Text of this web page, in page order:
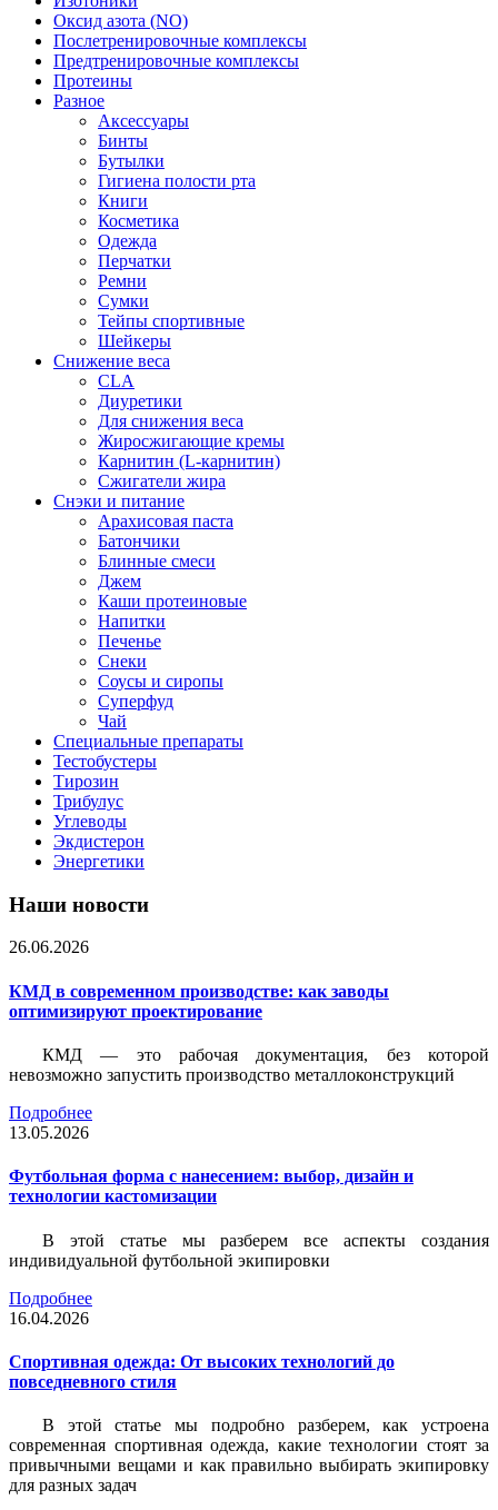
Оксид азота (NO)
Послетренировочные комплексы
Предтренировочные комплексы
Протеины
Разное
Аксессуары
Бинты
Бутылки
Гигиена полости рта
Книги
Косметика
Одежда
Перчатки
Ремни
Сумки
Тейпы спортивные
Шейкеры
Снижение веса
CLA
Диуретики
Для снижения веса
Жиросжигающие кремы
Карнитин (L-карнитин)
Сжигатели жира
Снэки и питание
Арахисовая паста
Батончики
Блинные смеси
Джем
Каши протеиновые
Напитки
Печенье
Снеки
Соусы и сиропы
Суперфуд
Чай
Специальные препараты
Тестобустеры
Тирозин
Трибулус
Углеводы
Экдистерон
Энергетики
Наши новости
26.06.2026
КМД в современном производстве: как заводы
оптимизируют проектирование
КМД — это рабочая документация, без которой
невозможно запустить производство металлоконструкций
Подробнее
13.05.2026
Футбольная форма с нанесением: выбор, дизайн и
технологии кастомизации
В этой статье мы разберем все аспекты создания
индивидуальной футбольной экипировки
Подробнее
16.04.2026
Спортивная одежда: От высоких технологий до
повседневного стиля
В этой статье мы подробно разберем, как устроена
современная спортивная одежда, какие технологии стоят за
привычными вещами и как правильно выбирать экипировку
для разных задач